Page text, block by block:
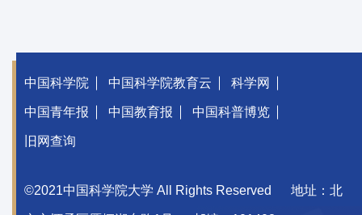
中国科学院 中国科学院教育云 科学网
中国青年报 中国教育报 中国科普博览
旧网查询
©2021中国科学院大学 All Rights Reserved 地址：北